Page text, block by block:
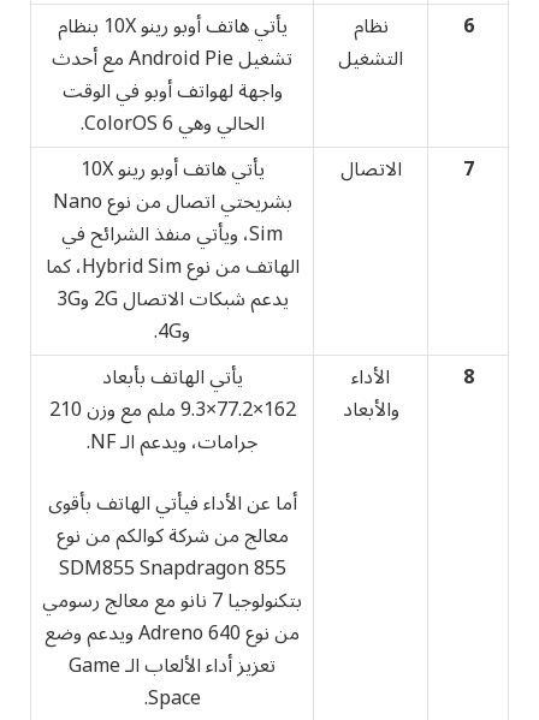
6 نظام
التشغيل
يأتي هاتف أوبو رينو 10X بنظام
تشغيل Android Pie مع أحدث
واجهة لهواتف أوبو في الوقت
الحالي وهي ColorOS 6.
7
الاتصال يأتي هاتف أوبو رينو 10X
بشريحتي اتصال من نوع Nano
Sim، ويأتي منفذ الشرائح في
الهاتف من نوع Hybrid Sim، كما
يدعم شبكات الاتصال 2G و3G
و4G.
8
الأداء
والأبعاد
يأتي الهاتف بأبعاد
162×77.2×9.3 ملم مع وزن 210
جرامات، ويدعم الـ NF.
أما عن الأداء فيأتي الهاتف بأقوى
معالج من شركة كوالكم من نوع
SDM855 Snapdragon 855
بتكنولوجيا 7 نانو مع معالج رسومي
من نوع Adreno 640 ويدعم وضع
تعزيز أداء الألعاب الـ Game
Space.